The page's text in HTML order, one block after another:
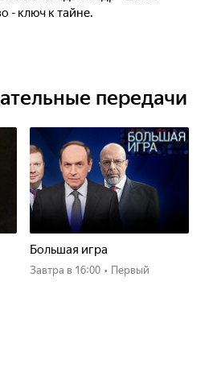
- ключ к тайне.
передачи
Большая игра
Завтра в 16:00 • Первый